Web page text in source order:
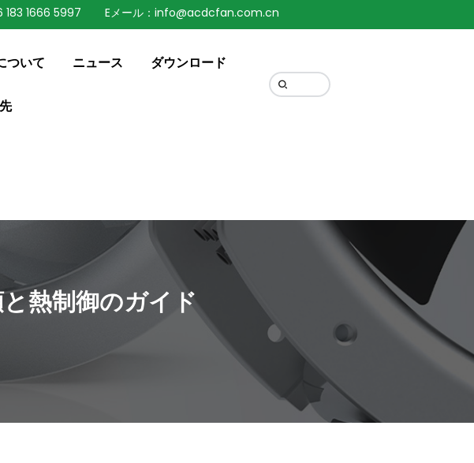
1666 5997 Eメール：info@acdcfan.com.cn
ついて ニュース ダウンロード
熱制御のガイド